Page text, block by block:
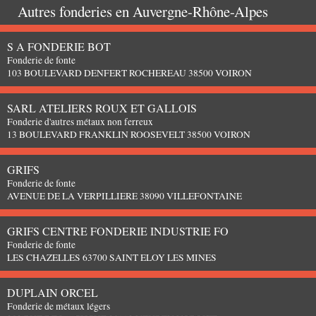
Autres fonderies enAuvergne-Rhône-Alpes
S A FONDERIE BOT
Fonderie de fonte
103 BOULEVARD DENFERT ROCHEREAU 38500 VOIRON
SARL ATELIERS ROUX ET GALLOIS
Fonderie d'autres métaux non ferreux
13 BOULEVARD FRANKLIN ROOSEVELT 38500 VOIRON
GRIFS
Fonderie de fonte
AVENUE DE LA VERPILLIERE 38090 VILLEFONTAINE
GRIFS CENTRE FONDERIE INDUSTRIE FO
Fonderie de fonte
LES CHAZELLES 63700 SAINT ELOY LES MINES
DUPLAIN ORCEL
Fonderie de métaux légers